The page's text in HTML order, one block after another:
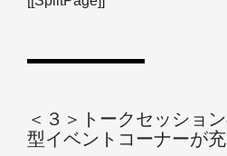
＜３＞トークセッショ
型イベントコーナーが